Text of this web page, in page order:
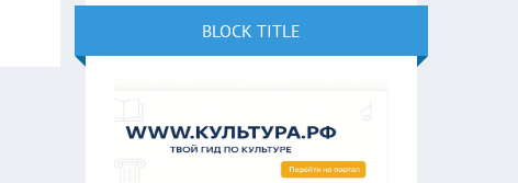
BLOCK TITLE